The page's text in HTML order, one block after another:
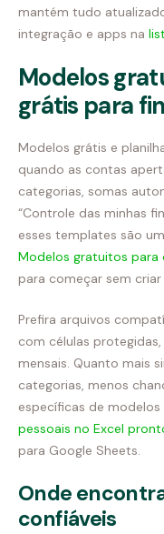
mantém tudo
integração e apps na
Modelos
grátis para
Modelos grátis e
quando as contas
categorias, somas
“Controle das minhas
esses templates são
Modelos gratuitos para
para começar sem
Prefira arquivos
com células
mensais. Quanto mais
categorias, menos
específicas de
pessoais no Excel
para Google Sheets.
Onde
confiáveis